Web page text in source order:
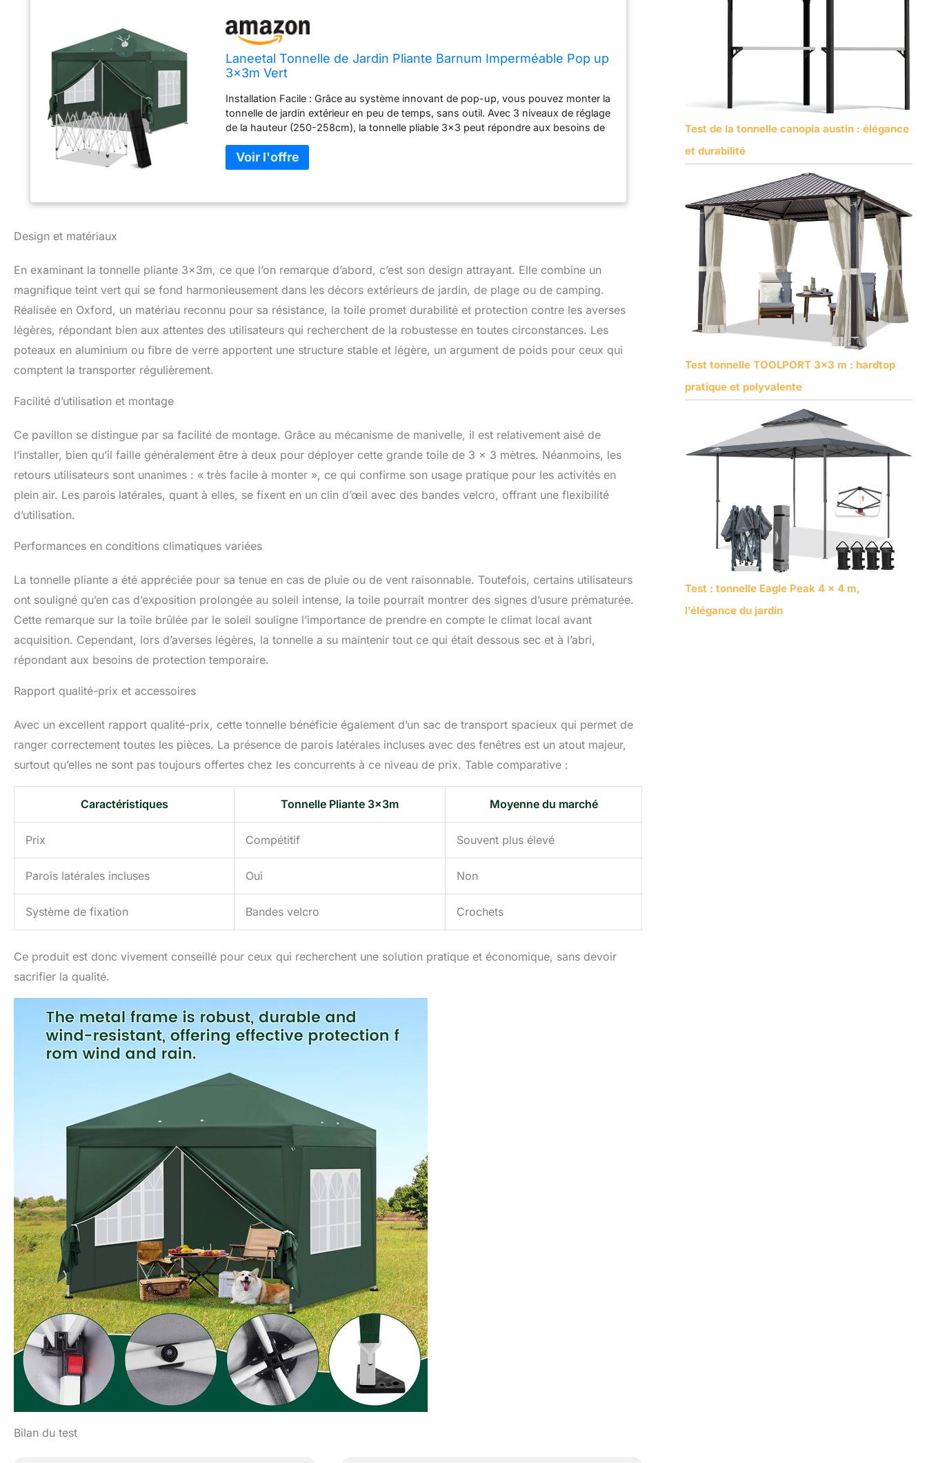
Laneetal Tonnelle de Jardin Pliante Barnum Imperméable Pop up
3x3m Vert
Installation Facile : Grâce au système innovant de pop-up, vous pouvez monter la
tonnelle de jardin extérieur en peu de temps, sans outil. Avec 3 niveaux de réglage
de la hauteur (250-258cm), la tonnelle pliable 3x3 peut répondre aux besoins de
avec revêtement UV argenté, la pergola jardin extérieur présente une bonne
performance d'étanchéité. Les trous de drainage au sommet sont pour faciliter
coupe-vent, vous pouvez utiliser le barnum pliant par temps venteux et pluvieux
trous de drainage en métal sur le dessus peuvent accélérer la circulation de l'air
pour garder la fraîcheur même dans les environnements chauds Léger et Portable
de réception dans le sac de rangement inclus pour un transport pratique en
voiture. Avec un poids de 14,6 kg et la bandoulière, vous pouvez porter facilement
la pergola 3x3 pendant les voyages en plein air Qualité Durable & Application
Multi-scènes : En tube métallique antirouille à une épaisseur de la paroi de 0,5
Design et matériaux
En examinant la tonnelle pliante 3x3m, ce que l’on remarque d’abord, c’est son design attrayant. Elle combine un
magnifique teint vert qui se fond harmonieusement dans les décors extérieurs de jardin, de plage ou de camping.
Réalisée en Oxford, un matériau reconnu pour sa résistance, la toile promet durabilité et protection contre les averses
légères, répondant bien aux attentes des utilisateurs qui recherchent de la robustesse en toutes circonstances. Les
poteaux en aluminium ou fibre de verre apportent une structure stable et légère, un argument de poids pour ceux qui
comptent la transporter régulièrement.
Facilité d’utilisation et montage
Ce pavillon se distingue par sa facilité de montage. Grâce au mécanisme de manivelle, il est relativement aisé de
l’installer, bien qu’il faille généralement être à deux pour déployer cette grande toile de 3 x 3 mètres. Néanmoins, les
retours utilisateurs sont unanimes : « très facile à monter », ce qui confirme son usage pratique pour les activités en
plein air. Les parois latérales, quant à elles, se fixent en un clin d’œil avec des bandes velcro, offrant une flexibilité
d’utilisation.
Performances en conditions climatiques variées
La tonnelle pliante a été appréciée pour sa tenue en cas de pluie ou de vent raisonnable. Toutefois, certains utilisateurs
ont souligné qu’en cas d’exposition prolongée au soleil intense, la toile pourrait montrer des signes d’usure prématurée.
Cette remarque sur la toile brûlée par le soleil souligne l’importance de prendre en compte le climat local avant
acquisition. Cependant, lors d’averses légères, la tonnelle a su maintenir tout ce qui était dessous sec et à l’abri,
répondant aux besoins de protection temporaire.
Rapport qualité-prix et accessoires
Avec un excellent rapport qualité-prix, cette tonnelle bénéficie également d’un sac de transport spacieux qui permet de
ranger correctement toutes les pièces. La présence de parois latérales incluses avec des fenêtres est un atout majeur,
surtout qu’elles ne sont pas toujours offertes chez les concurrents à ce niveau de prix. Table comparative :
Caractéristiques Tonnelle Pliante 3x3m Moyenne du marché
Prix Compétitif Souvent plus élevé
Parois latérales incluses Oui Non
Système de fixation Bandes velcro Crochets
Ce produit est donc vivement conseillé pour ceux qui recherchent une solution pratique et économique, sans devoir
sacrifier la qualité.
Bilan du test
Test de la tonnelle canopia austin : élégance
et durabilité
Test tonnelle TOOLPORT 3×3 m : hardtop
pratique et polyvalente
Test : tonnelle Eagle Peak 4 x 4 m,
l’élégance du jardin